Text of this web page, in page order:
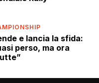
e lancia la sfida:
perso, ma ora